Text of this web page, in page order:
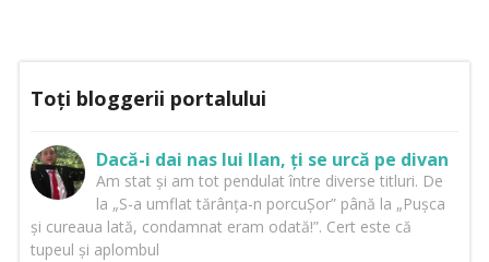
Toți bloggerii portalului
Dacă-i dai nas lui Ilan, ți se urcă pe divan
Am stat și am tot pendulat între diverse titluri. De
la „S-a umflat tărânța-n porcuȘor” până la „Pușca
și cureaua lată, condamnat eram odată!”. Cert este că
tupeul și aplombul